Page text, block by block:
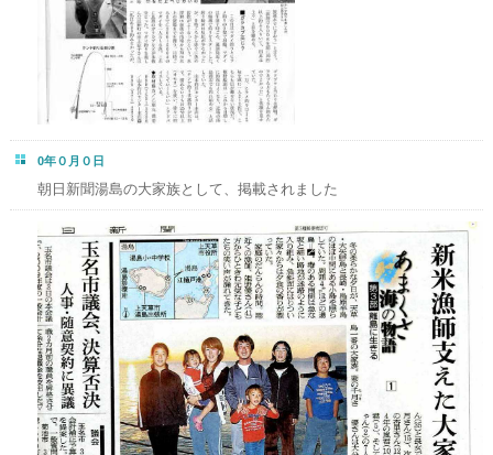
0年０月０日
朝日新聞湯島の大家族として、掲載されました